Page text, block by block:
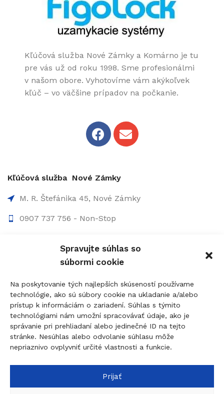
Spravujte súhlas so
súbormi cookie
Na poskytovanie tých najlepších skúseností používame
technológie, ako sú súbory cookie na ukladanie a/alebo
prístup k informáciám o zariadení. Súhlas s týmito
technológiami nám umožní spracovávať údaje, ako je
správanie pri prehliadaní alebo jedinečné ID na tejto
stránke. Nesúhlas alebo odvolanie súhlasu môže
nepriaznivo ovplyvniť určité vlastnosti a funkcie.
Prijať
Kľúčová služba Nové Zámky a Komárno je tu
pre vás už od roku 1998. Sme profesionálmi
v našom obore. Vyhotovíme vám akýkoľvek
kľúč – vo väčšine prípadov na počkanie.
Kľúčová služba Nové Zámky
M. R. Štefánika 45, Nové Zámky
0907 737 756 - Non-Stop
info@figolock.sk
Kľúčová služba Komárno
Palatínova 20, 945 01 Komárno
0907 737 756 - Non Stop
0911 015 055 - 9:00-17:00
komarno@figolock.sk
© 2026figolock.skcreated bydobrýBRAND